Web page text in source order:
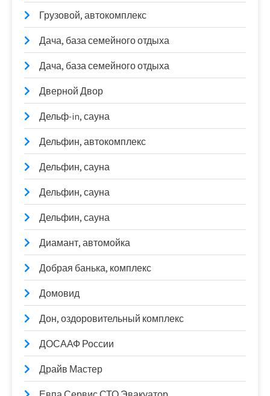
Грузовой, автокомплекс
Дача, база семейного отдыха
Дача, база семейного отдыха
Дверной Двор
Дельф-in, сауна
Дельфин, автокомплекс
Дельфин, сауна
Дельфин, сауна
Дельфин, сауна
Диамант, автомойка
Добрая банька, комплекс
Домовид
Дон, оздоровительный комплекс
ДОСААФ России
Драйв Мастер